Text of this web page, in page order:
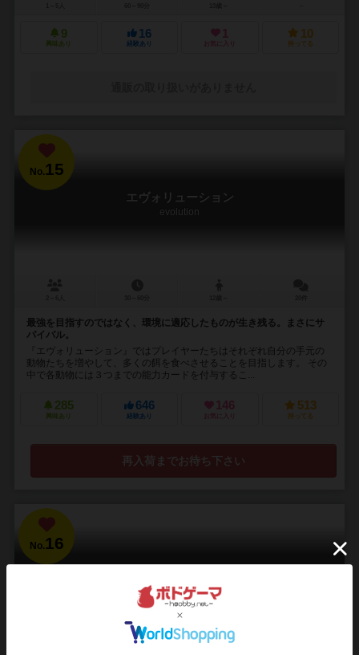
9
興味あり
16
経験あり
1
お気に入り
10
持ってる
No.15
エヴォリューション
evolution
最強を目指すのではなく、環境に適応したものが生き残る。まさにサ
バイバル。
『エヴォリューション』ではプレイヤーたちはそれぞれ自分の手元の
動物たちを増やして、多くの餌を食べさせることを目指します。 その
中で各動物には３つまでの能力カードを付与するこ...
285
興味あり
646
経験あり
146
お気に入り
513
持ってる
再入荷までお待ち下さい
No. 16
Mayan Curse